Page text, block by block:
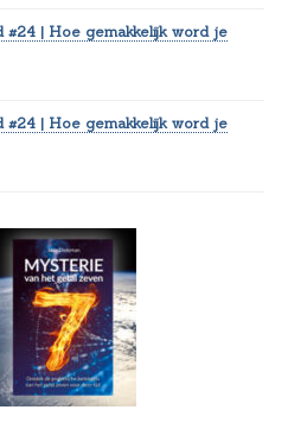
#24 | Hoe gemakkelijk word je
#24 | Hoe gemakkelijk word je